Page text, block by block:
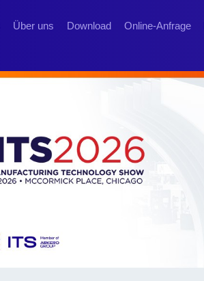
Über uns Download Online-Anfrage